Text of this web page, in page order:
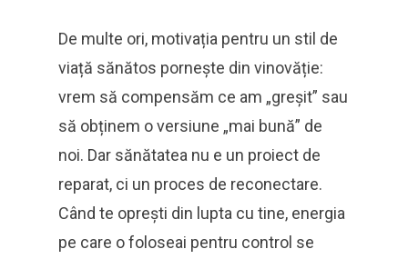
De multe ori, motivația pentru un stil de
viață sănătos pornește din vinovăție:
vrem să compensăm ce am „greșit” sau
să obținem o versiune „mai bună” de
noi. Dar sănătatea nu e un proiect de
reparat, ci un proces de reconectare.
Când te oprești din lupta cu tine, energia
pe care o foloseai pentru control se